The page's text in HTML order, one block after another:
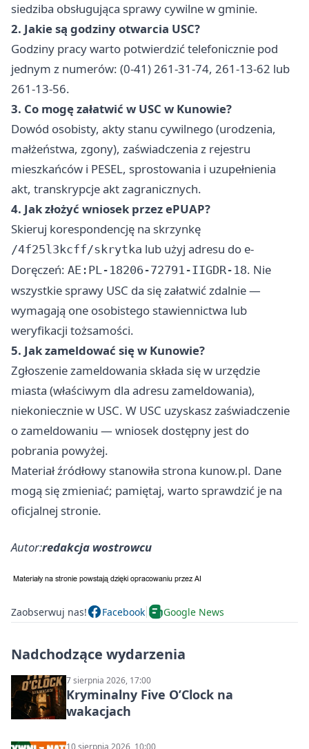
siedziba obsługująca sprawy cywilne w gminie.
2. Jakie są godziny otwarcia USC?
Godziny pracy warto potwierdzić telefonicznie pod
jednym z numerów: (0-41) 261-31-74, 261-13-62 lub
261-13-56.
3. Co mogę załatwić w USC w Kunowie?
Dowód osobisty, akty stanu cywilnego (urodzenia,
małżeństwa, zgony), zaświadczenia z rejestru
mieszkańców i PESEL, sprostowania i uzupełnienia
akt, transkrypcje akt zagranicznych.
4. Jak złożyć wniosek przez ePUAP?
Skieruj korespondencję na skrzynkę
/4f25l3kcff/skrytka lub użyj adresu do e-
Doręczeń: AE:PL-18206-72791-IIGDR-18. Nie
wszystkie sprawy USC da się załatwić zdalnie —
wymagają one osobistego stawiennictwa lub
weryfikacji tożsamości.
5. Jak zameldować się w Kunowie?
Zgłoszenie zameldowania składa się w urzędzie
miasta (właściwym dla adresu zameldowania),
niekoniecznie w USC. W USC uzyskasz zaświadczenie
o zameldowaniu — wniosek dostępny jest do
pobrania powyżej.
Materiał źródłowy stanowiła strona kunow.pl. Dane
mogą się zmieniać; pamiętaj, warto sprawdzić je na
oficjalnej stronie.
Autor:redakcja wostrowcu
Zaobserwuj nas! Facebook Google News
Nadchodzące wydarzenia
7 sierpnia 2026, 17:00
Kryminalny Five O’Clock na
wakacjach